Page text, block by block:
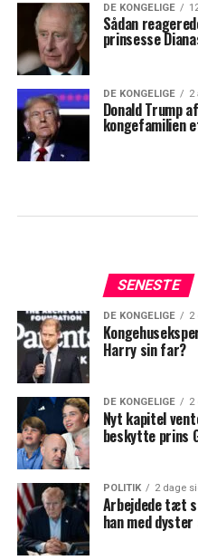
DE KONGELIGE
Sådan
prinsesse
DE KONGELIGE 2
Donald Trump
kongefamilien
SENESTE
DE KONGELIGE 2
Harry sin far?
DE KONGELIGE 2
Nyt kapitel
beskytte prins
POLITIK 2 dage
Arbejdede tæt
han med